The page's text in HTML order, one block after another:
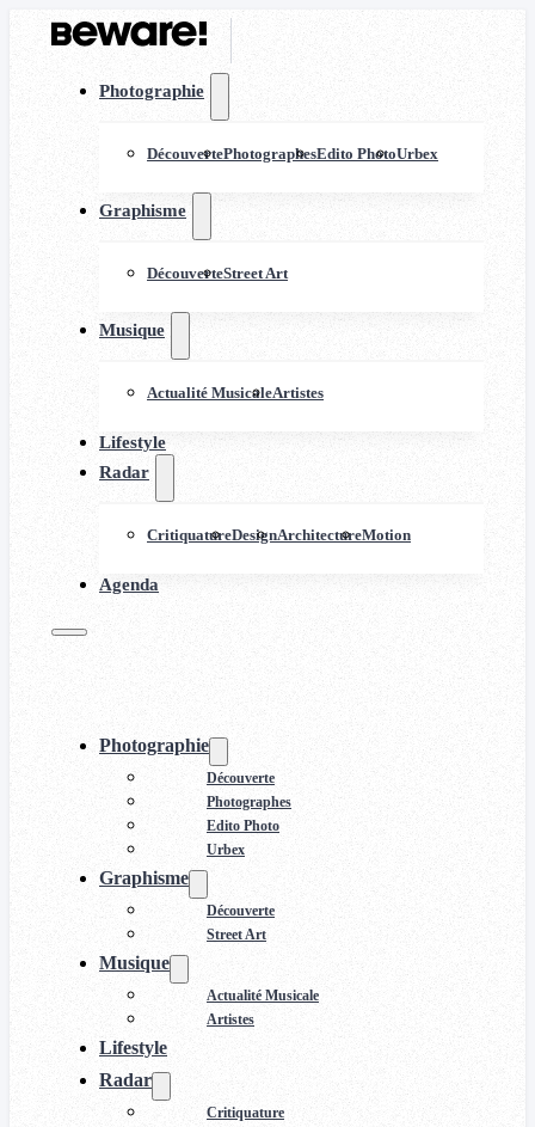
Photographie
DécouvertePhotographesEdito PhotoUrbex
Graphisme
DécouverteStreet Art
Musique
Actualité MusicaleArtistes
Lifestyle
Radar
CritiquatureDesignArchitectureMotion
Agenda
Photographie
Découverte
Photographes
Edito Photo
Urbex
Graphisme
Découverte
Street Art
Musique
Actualité Musicale
Artistes
Lifestyle
Radar
Critiquature